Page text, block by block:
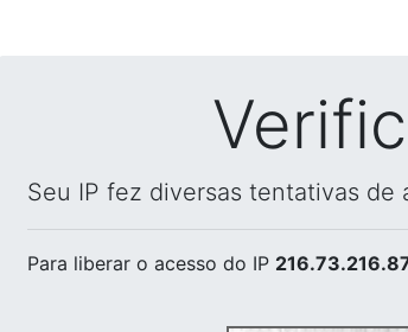
Seu IP fez diversas tentativas de
Para liberar o acesso do IP